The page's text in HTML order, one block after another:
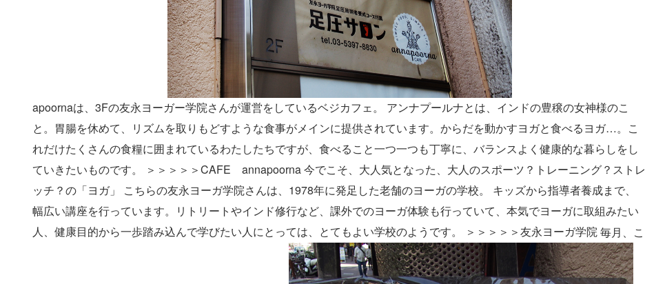
apoornaは、3Fの友永ヨーガー学院さんが運営をしているベジカフェ。 アンナプールナとは、インドの豊穣の女神様のこ
と。胃腸を休めて、リズムを取りもどすような食事がメインに提供されています。からだを動かすヨガと食べるヨガ…。こ
れだけたくさんの食糧に囲まれているわたしたちですが、食べること一つ一つも丁寧に、バランスよく健康的な暮らしをし
ていきたいものです。 ＞＞＞＞＞CAFE annapoorna今でこそ、大人気となった、大人のスポーツ？トレーニング？ストレ
ッチ？の「ヨガ」 こちらの友永ヨーガ学院さんは、1978年に発足した老舗のヨーガの学校。 キッズから指導者養成まで、
幅広い講座を行っています。リトリートやインド修行など、課外でのヨーガ体験も行っていて、本気でヨーガに取組みたい
人、健康目的から一歩踏み込んで学びたい人にとっては、とてもよい学校のようです。 ＞＞＞＞＞友永ヨーガ学院毎月、こ